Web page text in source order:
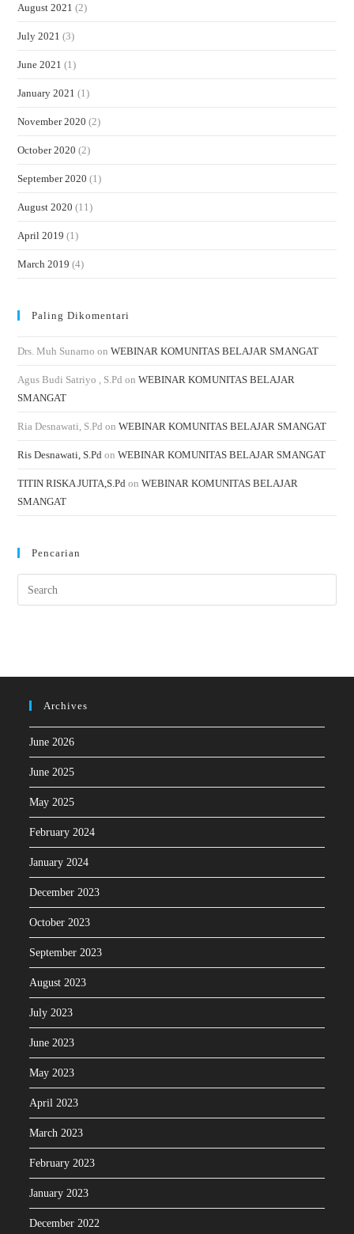
August 2021 (2)
July 2021 (3)
June 2021 (1)
January 2021 (1)
November 2020 (2)
October 2020 (2)
September 2020 (1)
August 2020 (11)
April 2019 (1)
March 2019 (4)
Paling Dikomentari
Drs. Muh Sunarno onWEBINAR KOMUNITAS BELAJAR SMANGAT
Agus Budi Satriyo , S.Pd onWEBINAR KOMUNITAS BELAJAR
SMANGAT
Ria Desnawati, S.Pd onWEBINAR KOMUNITAS BELAJAR SMANGAT
Ris Desnawati, S.Pd onWEBINAR KOMUNITAS BELAJAR SMANGAT
TITIN RISKA JUITA,S.Pd onWEBINAR KOMUNITAS BELAJAR
SMANGAT
Pencarian
Archives
June 2026
June 2025
May 2025
February 2024
January 2024
December 2023
October 2023
September 2023
August 2023
July 2023
June 2023
May 2023
April 2023
March 2023
February 2023
January 2023
December 2022